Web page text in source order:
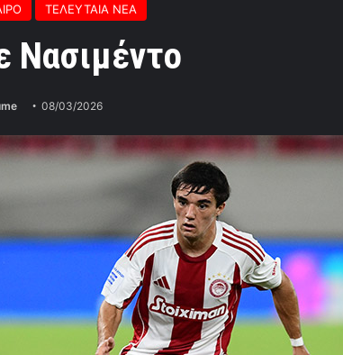
ΤΕΛΕΥΤΑΙΑ ΝΕΑ
Νασιμέντο
08/03/2026